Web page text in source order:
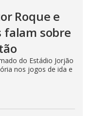
Roque e
falam sobre
do Estádio Jorjão
nos jogos de ida e